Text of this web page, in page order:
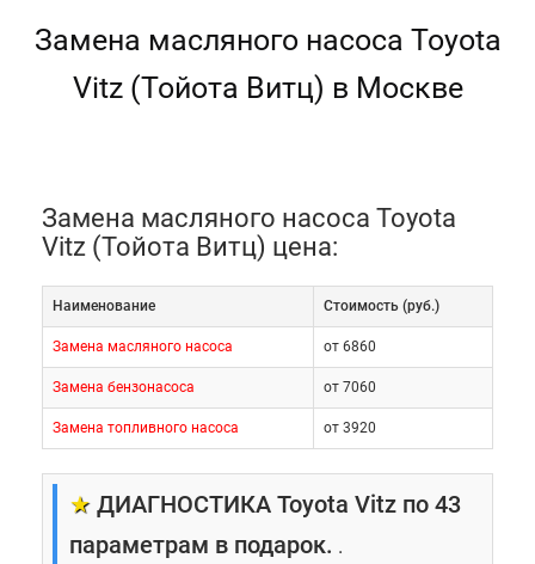
Замена масляного насоса Toyota
Vitz (Тойота Витц) в Москве
Замена масляного насоса Toyota
Vitz (Тойота Витц) цена:
Наименование Cтоимость (руб.)
Замена масляного насоса от 6860
Замена бензонасоса от 7060
Замена топливного насоса от 3920
★ ДИАГНОСТИКА Toyota Vitz по 43
параметрам в подарок. .